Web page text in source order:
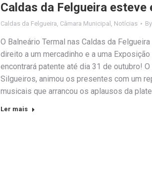
Caldas da Felgueira esteve
Caldas da Felgueira, Câmara Municipal , Notícias By
O Balneário Termal nas Caldas da
direito a um mercadinho e a uma
encontrará patente até dia 31 de outubro!
Silgueiros, animou os presentes com um
musicais que arrancou os aplausos da
Ler mais